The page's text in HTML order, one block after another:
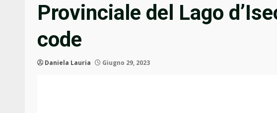
Provinciale del Lago
code
Daniela Lauria Giugno 29, 2023